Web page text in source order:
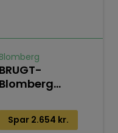
Blomberg
BRUGT-
Blomberg
Spar 2.654 kr.